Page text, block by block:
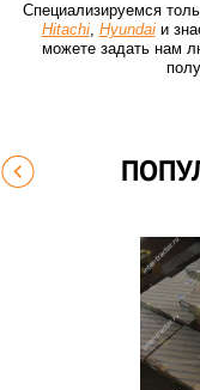
Специализируемся
Hitachi, Hyundaiи
можете задать нам